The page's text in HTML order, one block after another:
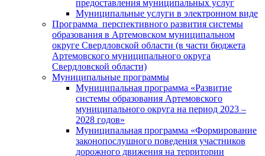
предоставления муниципальных услуг
Муниципальные услуги в электронном виде
Программа перспективного развития системы
образования в Артемовском муниципальном
округе Свердловской области (в части бюджета
Артемовского муниципального округа
Свердловской области)
Муниципальные программы
Муниципальная программа «Развитие
системы образования Артемовского
муниципального округа на период 2023 –
2028 годов»
Муниципальная программа «Формирование
законопослушного поведения участников
дорожного движения на территории